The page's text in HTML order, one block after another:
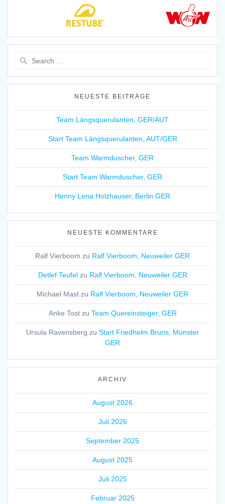
NEUESTE BEITRÄGE
Team Längsquerulanten, GER/AUT
Start Team Längsquerulanten, AUT/GER
Team Warmduscher, GER
Start Team Warmduscher, GER
Henny Lena Holzhauser, Berlin GER
NEUESTE KOMMENTARE
Ralf Vierboom zu Ralf Vierboom, Neuweiler GER
Detlef Teufelzu Ralf Vierboom, Neuweiler GER
Michael Mast zu Ralf Vierboom, Neuweiler GER
Anke Tostzu Team Quereinsteiger, GER
Ursula Ravensberg zu Start Friedhelm Bruns, Münster
GER
ARCHIV
August 2026
Juli 2026
September 2025
August 2025
Juli 2025
Februar 2025